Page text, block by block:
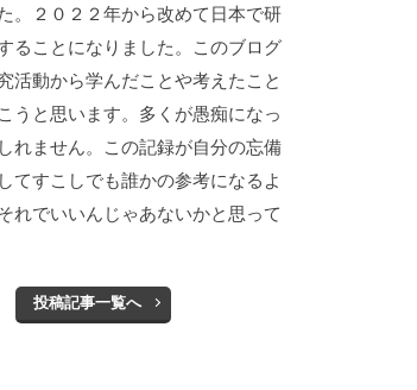
。２０２２年から改めて日本で研
ることになりました。このブログ
活動から学んだことや考えたこと
うと思います。多くが愚痴になっ
れません。この記録が自分の忘備
てすこしでも誰かの参考になるよ
れでいいんじゃあないかと思って
投稿記事一覧へ